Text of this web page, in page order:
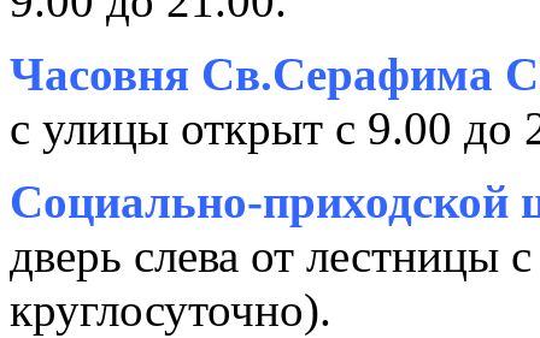
Часовня Св.Серафима
с улицы открыт с 9.00 до
Социально-приходской
дверь слева от лестницы
круглосуточно).